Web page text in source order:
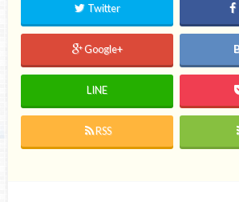
Twitter
Google+
LINE
RSS